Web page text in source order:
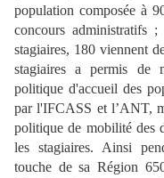
population composée à
concours administratifs
stagiaires, 180 viennent
stagiaires a permis de
politique d'accueil des
par l'IFCASS et l’ANT,
politique de mobilité des
les stagiaires. Ainsi
touche de sa Région